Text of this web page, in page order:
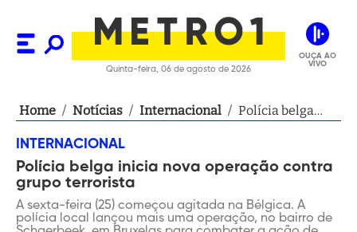
Quinta-feira, 06 de agosto de 2026
OUÇA AO
VIVO
Home / Notícias / Internacional / Polícia belga
grupo terrorista
INTERNACIONAL
Polícia belga inicia nova operação contra
grupo terrorista
A sexta-feira (25) começou agitada na Bélgica. A
polícia local lançou mais uma operação, no bairro de